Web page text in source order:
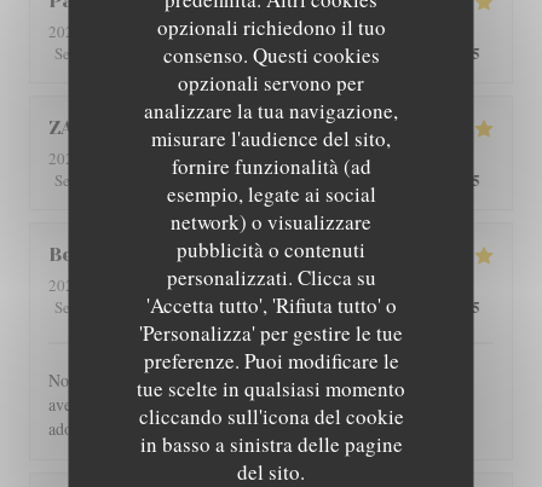
opzionali richiedono il tuo
consenso. Questi cookies
opzionali servono per
analizzare la tua navigazione,
misurare l'audience del sito,
fornire funzionalità (ad
esempio, legate ai social
network) o visualizzare
pubblicità o contenuti
personalizzati. Clicca su
'Accetta tutto', 'Rifiuta tutto' o
'Personalizza' per gestire le tue
preferenze. Puoi modificare le
tue scelte in qualsiasi momento
cliccando sull'icona del cookie
in basso a sinistra delle pagine
del sito.
2026-08-01
- 12:30 - Ospiti 4
Servizio
Atmosfera: 5/5 Cucina: 5/5 Qualità / Prezzo /5
ZAN
2026-07-29
- 19:00 - Ospiti 2
Servizio
Atmosfera:5/5 Cucina:5/5 Qualità / Prezzo /5
Benoît
2026-07-30
- 21:00 - Ospiti 4
Servizio
Atmosfera :5/5 Cucina:5/5 Qualità / Prezzo /5
Nous avons été très bien reçu et servi, accueil très chaleureux,
avec des produits de bonne qualité, très bon restaurant. J'ai
adoré.